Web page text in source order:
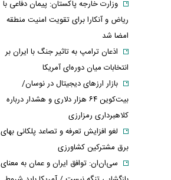
وزارت خارجه پاکستان: پیمان دفاعی با
ریاض و آنکارا برای تقویت امنیت منطقه
امضا شد
اذعان ترامپ به تاثیر جنگ با ایران بر
انتخابات میان دوره‌ای آمریکا
بازار ارزهای دیجیتال در نوسان/
بیت‌کوین ۶۴ هزار دلاری و هشدار درباره
کلاهبرداری رمزارزی
لغو افزایش تعرفه و تصاعد پلکانی بهای
برق مشترکین کشاورزی
سی‌ان‌ان: توافق ایران و عمان به معنای